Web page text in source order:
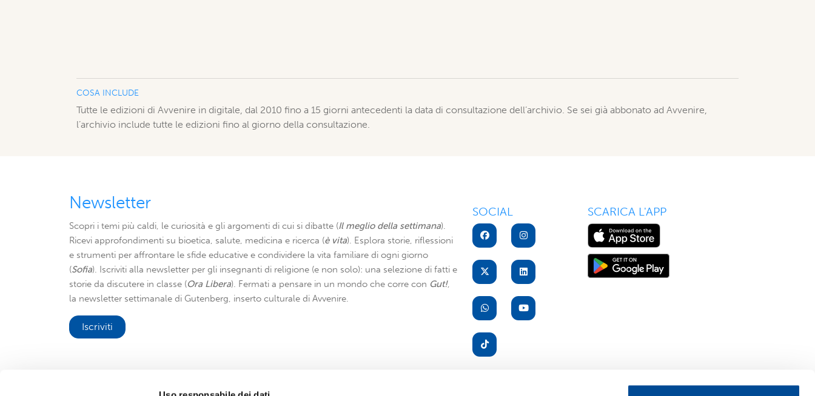
COSA INCLUDE
Tutte le edizioni di Avvenire in digitale, dal 2010 fino a 15 giorni antecedenti la data di consultazione dell’archivio. Se sei già abbonato ad Avvenire,
l’archivio include tutte le edizioni fino al giorno della consultazione.
Newsletter
Scopri i temi più caldi, le curiosità e gli argomenti di cui si dibatte (Il meglio della settimana).
Ricevi approfondimenti su bioetica, salute, medicina e ricerca (è vita). Esplora storie, riflessioni
e strumenti per affrontare le sfide educative e condividere la vita familiare di ogni giorno
(Sofia). Iscriviti alla newsletter per gli insegnanti di religione (e non solo): una selezione di fatti e
storie da discutere in classe (Ora Libera). Fermati a pensare in un mondo che corre con Gut!,
la newsletter settimanale di Gutenberg, inserto culturale di Avvenire.
Iscriviti
SOCIAL SCARICA L'APP